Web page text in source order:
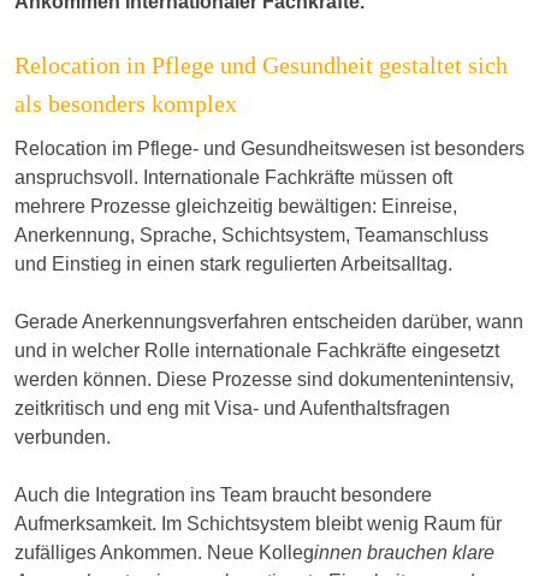
Relocation in Pflege und Gesundheit gestaltet sich
als besonders komplex
Relocation im Pflege- und Gesundheitswesen ist besonders
anspruchsvoll. Internationale Fachkräfte müssen oft
mehrere Prozesse gleichzeitig bewältigen: Einreise,
Anerkennung, Sprache, Schichtsystem, Teamanschluss
und Einstieg in einen stark regulierten Arbeitsalltag.
Gerade Anerkennungsverfahren entscheiden darüber, wann
und in welcher Rolle internationale Fachkräfte eingesetzt
werden können. Diese Prozesse sind dokumentenintensiv,
zeitkritisch und eng mit Visa- und Aufenthaltsfragen
verbunden.
Auch die Integration ins Team braucht besondere
Aufmerksamkeit. Im Schichtsystem bleibt wenig Raum für
zufälliges Ankommen. Neue Kolleginnen brauchen klare